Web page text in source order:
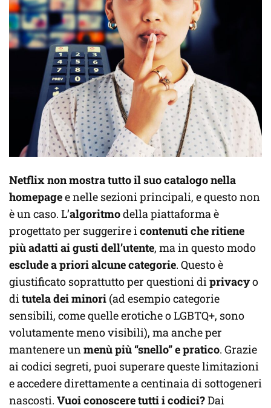
Netflix non mostra tutto il suo catalogo nella
homepagee nelle sezioni principali, e questo non
è un caso. L’algoritmodella piattaforma è
progettato per suggerire icontenuti che ritiene
più adatti ai gusti dell’utente, ma in questo modo
esclude a priori alcune categorie. Questo è
giustificato soprattutto per questioni diprivacyo
ditutela dei minori (ad esempio categorie
sensibili, come quelle erotiche o LGBTQ+, sono
volutamente meno visibili), ma anche per
mantenere unmenù più “snello” e pratico. Grazie
ai codici segreti, puoi superare queste limitazioni
e accedere direttamente a centinaia di sottogeneri
nascosti. Vuoi conoscere tutti i codici?Dai